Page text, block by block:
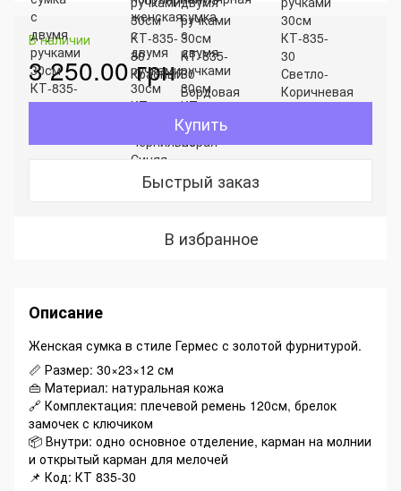
В наличии
3 250.00 грн
Купить
Быстрый заказ
В избранное
Описание
Женская сумка в стиле Гермес с золотой фурнитурой.
📏 Размер: 30×23×12 см
👜 Материал: натуральная кожа
🔗 Комплектация: плечевой ремень 120см, брелок
замочек с ключиком
📦 Внутри: одно основное отделение, карман на молнии
и открытый карман для мелочей
📌 Код: КТ 835-30